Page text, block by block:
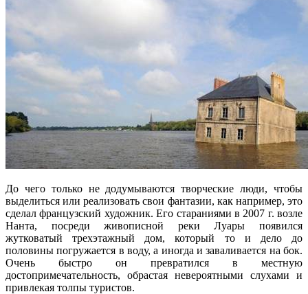
До чего только не додумываются творческие люди, чтобы
выделиться или реализовать свои фантазии, как например, это
сделал французский художник. Его стараниями в 2007 г. возле
Нанта, посреди живописной реки Луары появился
жутковатый трехэтажный дом, который то и дело до
половины погружается в воду, а иногда и заваливается на бок.
Очень быстро он превратился в местную
достопримечательность, обрастая невероятными слухами и
привлекая толпы туристов.